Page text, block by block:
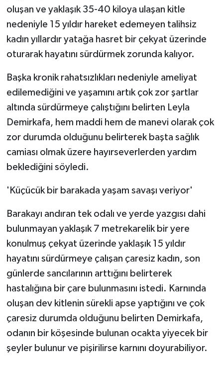
oluşan ve yaklaşık 35-40 kiloya ulaşan kitle
nedeniyle 15 yıldır hareket edemeyen talihsiz
kadın yıllardır yatağa hasret bir çekyat üzerinde
oturarak hayatını sürdürmek zorunda kalıyor.
Başka kronik rahatsızlıkları nedeniyle ameliyat
edilemediğini ve yaşamını artık çok zor şartlar
altında sürdürmeye çalıştığını belirten Leyla
Demirkafa, hem maddi hem de manevi olarak çok
zor durumda olduğunu belirterek başta sağlık
camiası olmak üzere hayırseverlerden yardım
beklediğini söyledi.
'Küçücük bir barakada yaşam savaşı veriyor'
Barakayı andıran tek odalı ve yerde yazgısı dahi
bulunmayan yaklaşık 7 metrekarelik bir yere
konulmuş çekyat üzerinde yaklaşık 15 yıldır
hayatını sürdürmeye çalışan çaresiz kadın, son
günlerde sancılarının arttığını belirterek
hastalığına bir çare bulunmasını istedi. Karnında
oluşan dev kitlenin sürekli apse yaptığını ve çok
çaresiz durumda olduğunu belirten Demirkafa,
odanın bir köşesinde bulunan ocakta yiyecek bir
şeyler bulunur ve pişirilirse karnını doyurabiliyor.
SPOR HABERLERİ
TEKNOLOJİ
Turizm
ÜLKE GÜNDEMİ
YAŞAM
YEREL
Yerel Haberler